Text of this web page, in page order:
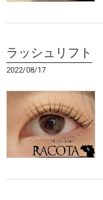
ラッシュリフト
2022/08/17